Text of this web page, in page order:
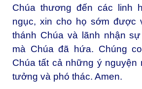
Chúa thương đến các linh
ngục, xin cho họ sớm được
thánh Chúa và lãnh nhận
mà Chúa đã hứa. Chúng
Chúa tất cả những ý nguyện
tưởng và phó thác. Amen.